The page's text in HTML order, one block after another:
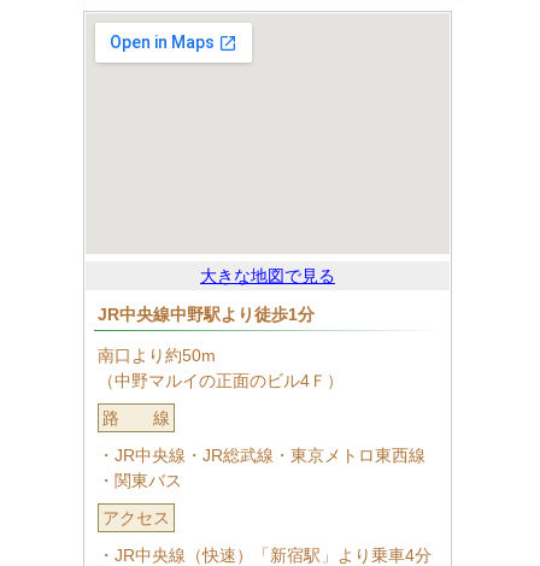
大きな地図で見る
JR中央線中野駅より徒歩1分
南口より約50m
（中野マルイの正面のビル4Ｆ）
路 線
・JR中央線・JR総武線・東京メトロ東西線
・関東バス
アクセス
・JR中央線（快速）「新宿駅」より乗車4分